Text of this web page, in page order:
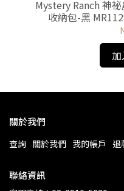
Mystery Ranch 神
收納包-黑
關於我們
查詢 關於我們 我的帳戶 退
聯絡資訊